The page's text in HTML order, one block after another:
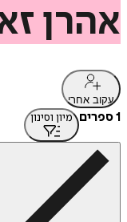
אהרן
עקוב אחרי
1 ספרים מיון וסינון